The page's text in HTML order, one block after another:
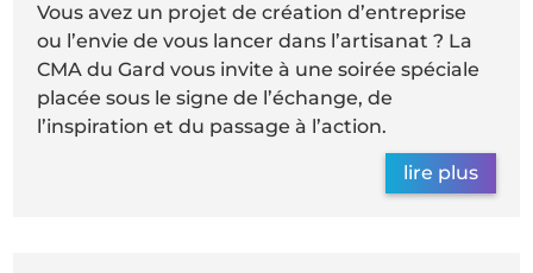
Vous avez un projet de création d’entreprise
ou l’envie de vous lancer dans l’artisanat ? La
CMA du Gard vous invite à une soirée spéciale
placée sous le signe de l’échange, de
l’inspiration et du passage à l’action.
lire plus